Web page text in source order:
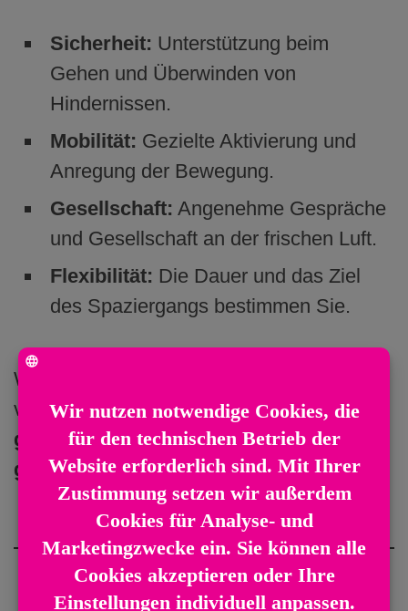
Sicherheit: Unterstützung beim
Gehen und Überwinden von
Hindernissen.
Mobilität: Gezielte Aktivierung und
Anregung der Bewegung.
Gesellschaft: Angenehme Gespräche
und Gesellschaft an der frischen Luft.
Flexibilität: Die Dauer und das Ziel
des Spaziergangs bestimmen Sie.
Wir begleiten Sie achtsam und
verantwortungsvoll, damit Sie Ihre
gewohnte Umgebung weiterhin
genießenkönnen.